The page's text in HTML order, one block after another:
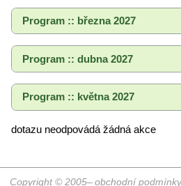
Program :: března 2027
Program :: dubna 2027
Program :: května 2027
dotazu neodpovádá žádná akce
obchodní
Copyright © 2005–